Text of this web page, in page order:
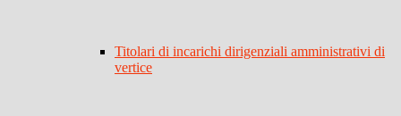
Titolari di incarichi dirigenziali amministrativi di
vertice